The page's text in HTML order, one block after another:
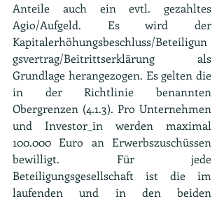
Anteile auch ein evtl. gezahltes
Agio/Aufgeld. Es wird der
Kapitalerhöhungsbeschluss/Beteiligun
gsvertrag/Beitrittserklärung als
Grundlage herangezogen. Es gelten die
in der Richtlinie benannten
Obergrenzen (4.1.3). Pro Unternehmen
und Investor_in werden maximal
100.000 Euro an Erwerbszuschüssen
bewilligt. Für jede
Beteiligungsgesellschaft ist die im
laufenden und in den beiden